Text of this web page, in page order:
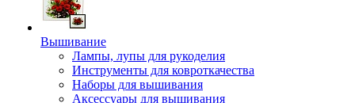
Вышивание
Лампы, лупы для рукоделия
Инструменты для ковроткачества
Наборы для вышивания
Аксессуары для вышивания